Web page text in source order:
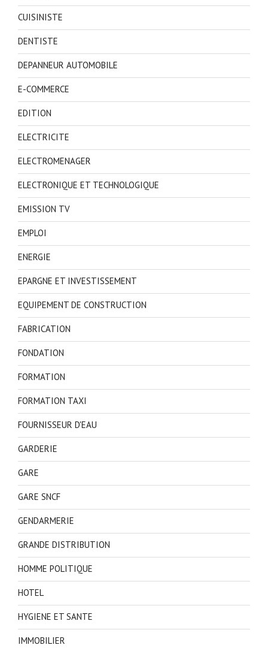
CUISINISTE
DENTISTE
DEPANNEUR AUTOMOBILE
E-COMMERCE
EDITION
ELECTRICITE
ELECTROMENAGER
ELECTRONIQUE ET TECHNOLOGIQUE
EMISSION TV
EMPLOI
ENERGIE
EPARGNE ET INVESTISSEMENT
EQUIPEMENT DE CONSTRUCTION
FABRICATION
FONDATION
FORMATION
FORMATION TAXI
FOURNISSEUR D'EAU
GARDERIE
GARE
GARE SNCF
GENDARMERIE
GRANDE DISTRIBUTION
HOMME POLITIQUE
HOTEL
HYGIENE ET SANTE
IMMOBILIER